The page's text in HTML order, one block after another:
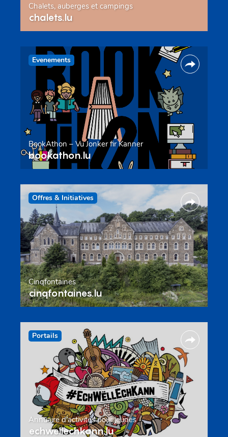
Chalets, auberges et campings
chalets.lu
Evenements
BookAthon – Vu Jonker fir Kanner
bookathon.lu
Offres & Initiatives
Cinqfontaines
cinqfontaines.lu
Portails
Annuaire d’activités pour jeunes
echwellechkann.lu